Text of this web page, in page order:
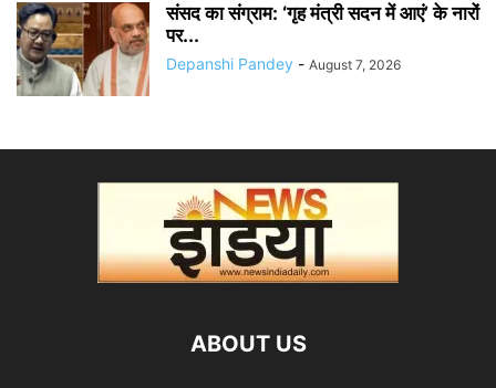
संसद का संग्राम: ‘गृह मंत्री सदन में आएं’ के नारों
पर...
Depanshi Pandey - August 7, 2026
ABOUT US